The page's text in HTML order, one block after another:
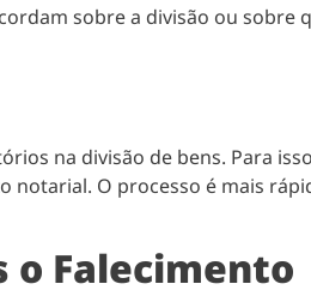
sobre a divisão ou sobre
na divisão de bens. Para
O processo é mais
o Falecimento